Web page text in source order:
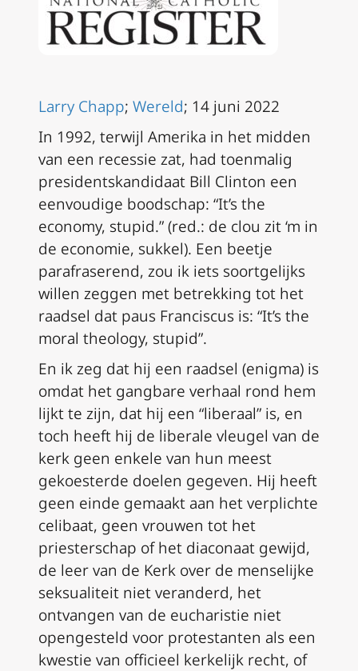
Larry Chapp; Wereld; 14 juni 2022
In 1992, terwijl Amerika in het midden
van een recessie zat, had toenmalig
presidentskandidaat Bill Clinton een
eenvoudige boodschap: “It’s the
economy, stupid.” (red.: de clou zit ‘m in
de economie, sukkel). Een beetje
parafraserend, zou ik iets soortgelijks
willen zeggen met betrekking tot het
raadsel dat paus Franciscus is: “It’s the
moral theology, stupid”.
En ik zeg dat hij een raadsel (enigma) is
omdat het gangbare verhaal rond hem
lijkt te zijn, dat hij een “liberaal” is, en
toch heeft hij de liberale vleugel van de
kerk geen enkele van hun meest
gekoesterde doelen gegeven. Hij heeft
geen einde gemaakt aan het verplichte
celibaat, geen vrouwen tot het
priesterschap of het diaconaat gewijd,
de leer van de Kerk over de menselijke
seksualiteit niet veranderd, het
ontvangen van de eucharistie niet
opengesteld voor protestanten als een
kwestie van officieel kerkelijk recht, of